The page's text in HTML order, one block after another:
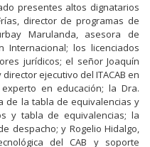
presentes altos dignatarios
director de programas de
Marulanda, asesora de
Internacional; los licenciados
jurídicos; el señor Joaquín
ejecutivo del ITACAB en
en educación; la Dra.
de la tabla de equivalencias y
y tabla de equivalencias; la
despacho; y Rogelio Hidalgo,
del CAB y soporte